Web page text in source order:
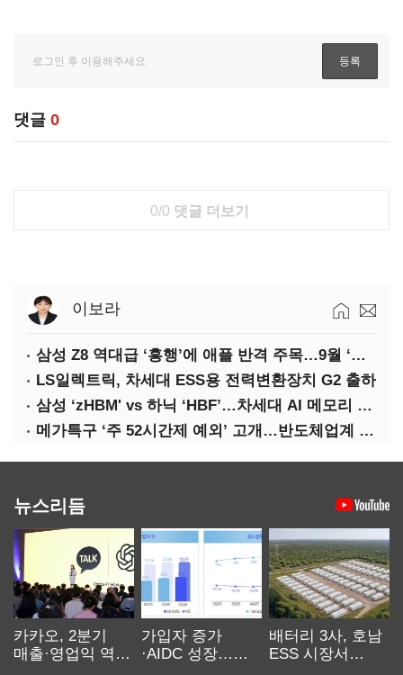
댓글 0
0/0 댓글 더보기
이보라
삼성 Z8 역대급 ‘흥행’에 애플 반격 주목…9월 ‘폴더블 대전’
LS일렉트릭, 차세대 ESS용 전력변환장치 G2 출하
삼성 ‘zHBM' vs 하닉 ‘HBF’…차세대 AI 메모리 경쟁 본격화
메가특구 ‘주 52시간제 예외’ 고개…반도체업계 촉각
뉴스리듬
카카오, 2분기
매출·영업익 역대
가입자 증가
·AIDC 성장…
배터리 3사, 호남
ESS 시장서